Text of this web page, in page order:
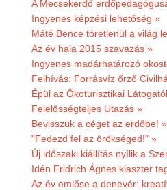
A Mecsekerdő
Ingyenes képzési lehetőség »
Máté Bence töretlenül a világ
Az év hala 2015 szavazás »
Ingyenes madárhatározó
Felhívás: Forrásvíz őrző
Épül az Ökoturisztikai
Felelősségteljes Utazás »
Bevisszük a céget az erdőbe! »
"Fedezd fel az örökséged!" »
Új időszaki kiállítás nyílik a
Idén Fridrich Ágnes klaszter
Az év emlőse a denevér: